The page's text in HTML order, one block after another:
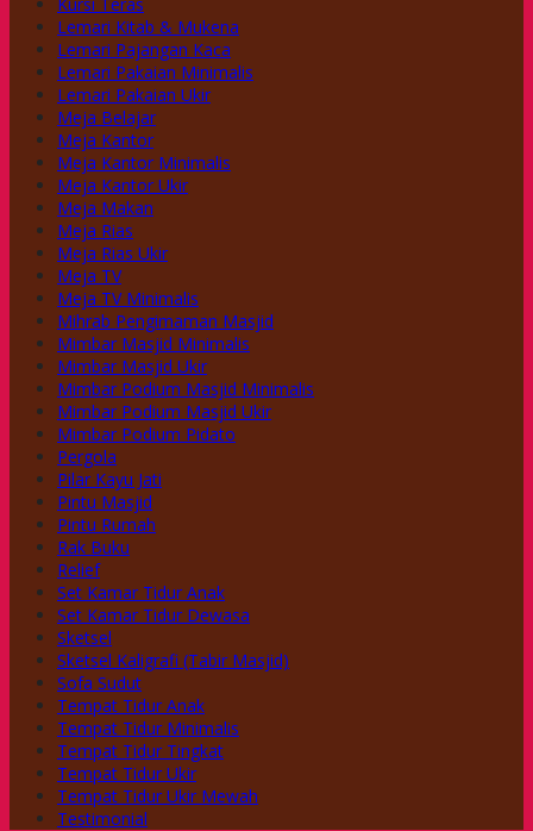
Lemari Kitab & Mukena
Lemari Pajangan Kaca
Lemari Pakaian Minimalis
Lemari Pakaian Ukir
Meja Belajar
Meja Kantor
Meja Kantor Minimalis
Meja Kantor Ukir
Meja Makan
Meja Rias
Meja Rias Ukir
Meja TV
Meja TV Minimalis
Mihrab Pengimaman Masjid
Mimbar Masjid Minimalis
Mimbar Masjid Ukir
Mimbar Podium Masjid Minimalis
Mimbar Podium Masjid Ukir
Mimbar Podium Pidato
Pergola
Pilar Kayu Jati
Pintu Masjid
Pintu Rumah
Rak Buku
Relief
Set Kamar Tidur Anak
Set Kamar Tidur Dewasa
Sketsel
Sketsel Kaligrafi (Tabir Masjid)
Sofa Sudut
Tempat Tidur Anak
Tempat Tidur Minimalis
Tempat Tidur Tingkat
Tempat Tidur Ukir
Tempat Tidur Ukir Mewah
Testimonial